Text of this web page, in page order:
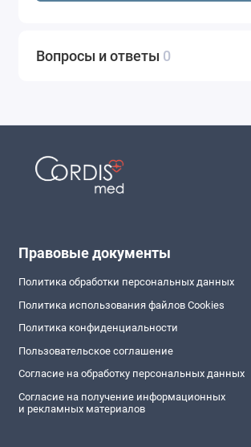
Вопросы и ответы 0
Правовые документы
Политика обработки персональных данных
Политика использования файлов Cookies
Политика конфиденциальности
Пользовательское соглашение
Согласие на обработку персональных данных
Согласие на получение информационных
и рекламных материалов